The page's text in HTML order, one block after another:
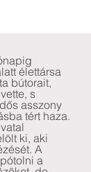
élettársa
bútorait,
s
asszony
tért haza.
ki, aki
A
a